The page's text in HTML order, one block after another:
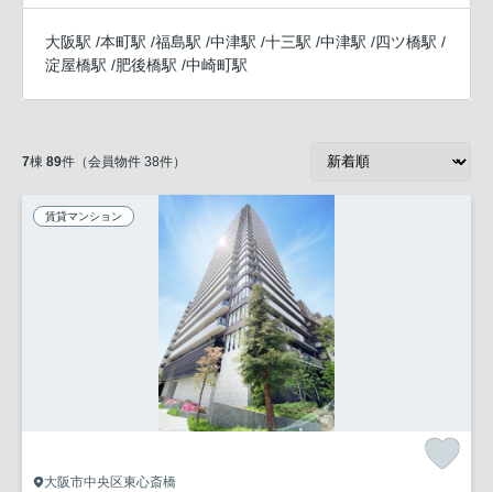
大阪駅 /本町駅 /福島駅 /中津駅 /十三駅 /中津駅 /四ツ橋駅 /
淀屋橋駅 /肥後橋駅 /中崎町駅
7棟 89件（会員物件 38件）
賃貸マンション
大阪市中央区東心斎橋